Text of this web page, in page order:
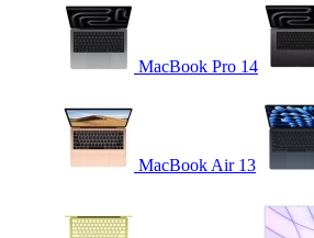
MacBook Pro 14
MacBook Air 13